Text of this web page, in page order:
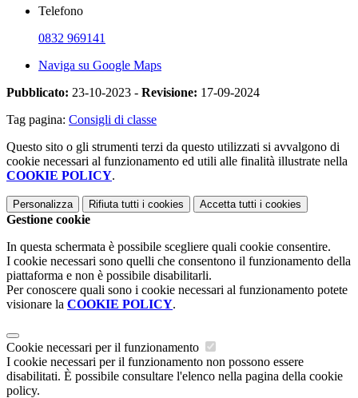
Telefono
0832 969141
Naviga su Google Maps
Pubblicato: 23-10-2023 - Revisione: 17-09-2024
Tag pagina: Consigli di classe
Questo sito o gli strumenti terzi da questo utilizzati si avvalgono di
cookie necessari al funzionamento ed utili alle finalità illustrate nella
COOKIE POLICY.
Personalizza Rifiuta tutti i cookies Accetta tutti i cookies
Gestione cookie
In questa schermata è possibile scegliere quali cookie consentire.
I cookie necessari sono quelli che consentono il funzionamento della
piattaforma e non è possibile disabilitarli.
Per conoscere quali sono i cookie necessari al funzionamento potete
visionare la COOKIE POLICY.
Cookie necessari per il funzionamento
I cookie necessari per il funzionamento non possono essere
disabilitati. È possibile consultare l'elenco nella pagina della cookie
policy.